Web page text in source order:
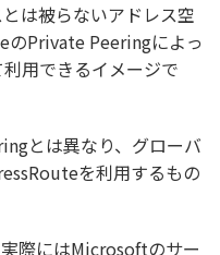
は被らないアドレス空
のPrivate Peeringによっ
用できるイメージで
とは異なり、グローバ
を利用するもの
際にはMicrosoftのサー